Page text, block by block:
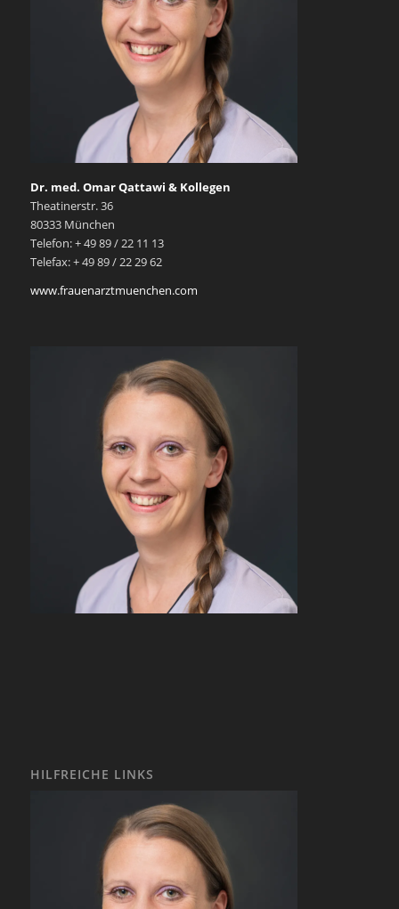
Dr. med. Omar Qattawi & Kollegen
Theatinerstr. 36
80333 München
Telefon: + 49 89 / 22 11 13
Telefax: + 49 89 / 22 29 62
www.frauenarztmuenchen.com
HILFREICHE LINKS